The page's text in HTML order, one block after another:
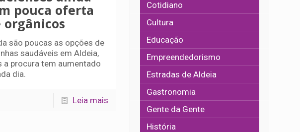
pouca oferta
orgânicos
são poucas as opções de
saudáveis em Aldeia,
a procura tem aumentado
dia.
Leia mais
Cotidiano
Cultura
Educação
Empreendedorismo
Estradas de Aldeia
Gastronomia
Gente da Gente
História